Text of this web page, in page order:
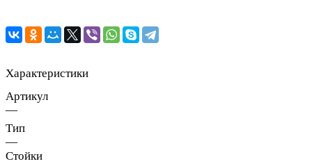
Характеристики
Артикул
—
Тип
—
Стойки